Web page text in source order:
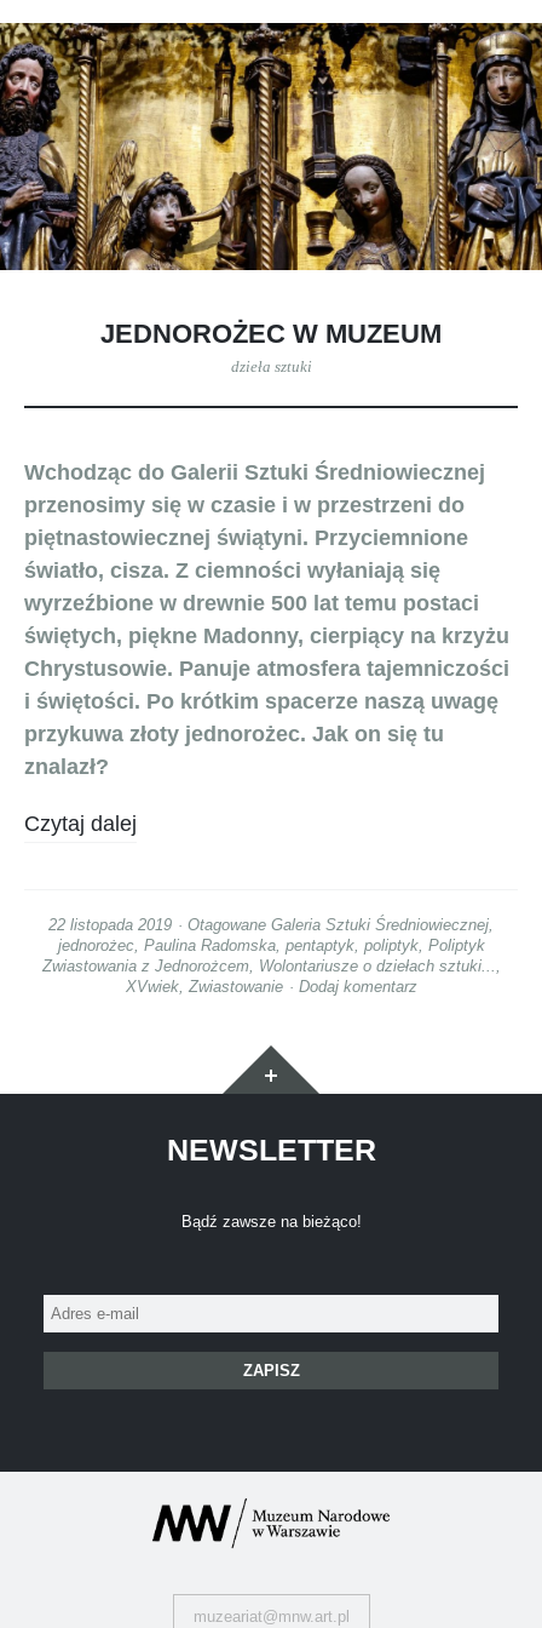
JEDNOROŻEC W MUZEUM
dzieła sztuki
Wchodząc do Galerii Sztuki Średniowiecznej
przenosimy się w czasie i w przestrzeni do
piętnastowiecznej świątyni. Przyciemnione
światło, cisza. Z ciemności wyłaniają się
wyrzeźbione w drewnie 500 lat temu postaci
świętych, piękne Madonny, cierpiący na krzyżu
Chrystusowie. Panuje atmosfera tajemniczości
i świętości. Po krótkim spacerze naszą uwagę
przykuwa złoty jednorożec. Jak on się tu
znalazł?
Czytaj dalej
22 listopada 2019 Otagowane Galeria Sztuki Średniowiecznej
jednorożec, Paulina Radomska, pentaptyk, poliptyk, Poliptyk
Zwiastowania z Jednorożcem
Wolontariusze o dziełach sztuki...
XVwiek, Zwiastowanie Dodaj komentarz
Widgety
NEWSLETTER
Bądź zawsze na bieżąco!
Adres
e-
muzeariat@mnw.art.pl